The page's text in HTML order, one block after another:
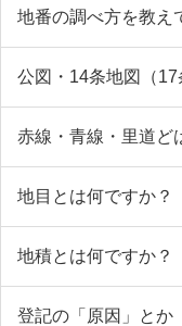
地番の調べ方を教え
公図・14条地図（17
赤線・青線・里道ど
地目とは何ですか？
地積とは何ですか？
登記の「原因」とか